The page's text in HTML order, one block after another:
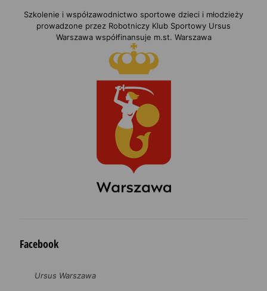
Szkolenie i współzawodnictwo sportowe dzieci i młodzieży
prowadzone przez Robotniczy Klub Sportowy Ursus
Warszawa współfinansuje m.st. Warszawa
Facebook
Ursus Warszawa